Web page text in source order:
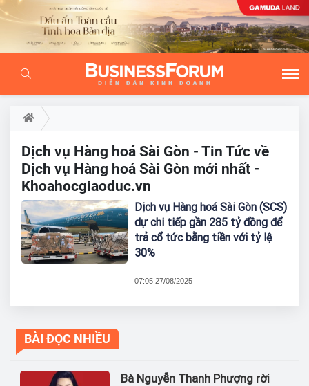
Dịch vụ Hàng hoá Sài Gòn - Tin Tức về
Dịch vụ Hàng hoá Sài Gòn mới nhất -
Khoahocgiaoduc.vn
Dịch vụ Hàng hoá Sài Gòn (SCS)
dự chi tiếp gần 285 tỷ đồng để
trả cổ tức bằng tiền với tỷ lệ
30%
07:05 27/08/2025
BÀI ĐỌC NHIỀU
Bà Nguyễn Thanh Phượng rời